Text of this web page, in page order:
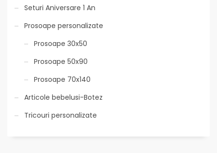
Seturi Aniversare 1 An
Prosoape personalizate
Prosoape 30x50
Prosoape 50x90
Prosoape 70x140
Articole bebelusi-Botez
Tricouri personalizate